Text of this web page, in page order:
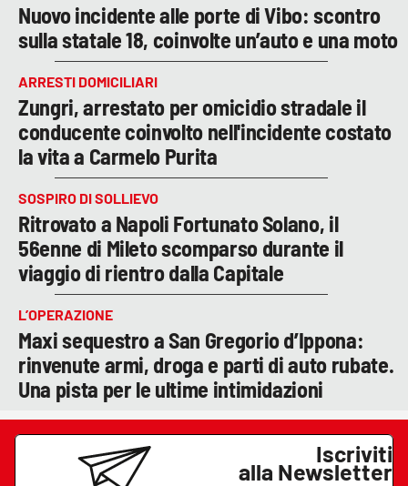
Nuovo incidente alle porte di Vibo: scontro
sulla statale 18, coinvolte un’auto e una moto
ARRESTI DOMICILIARI
Zungri, arrestato per omicidio stradale il
conducente coinvolto nell'incidente costato
la vita a Carmelo Purita
SOSPIRO DI SOLLIEVO
Ritrovato a Napoli Fortunato Solano, il
56enne di Mileto scomparso durante il
viaggio di rientro dalla Capitale
L’OPERAZIONE
Maxi sequestro a San Gregorio d’Ippona:
rinvenute armi, droga e parti di auto rubate.
Una pista per le ultime intimidazioni
Iscriviti
alla Newsletter